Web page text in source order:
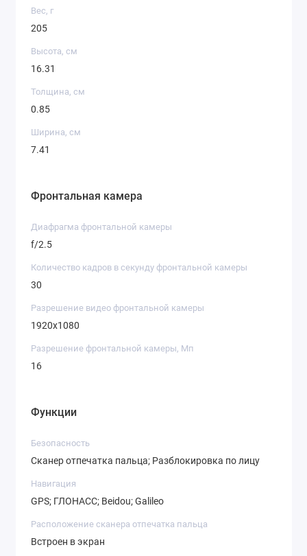
Вес, г
205
Высота, см
16.31
Толщина, см
0.85
Ширина, см
7.41
Фронтальная камера
Диафрагма фронтальной камеры
f/2.5
Количество кадров в секунду фронтальной камеры
30
Разрешение видео фронтальной камеры
1920х1080
Разрешение фронтальной камеры, Мп
16
Функции
Безопасность
Сканер отпечатка пальца; Разблокировка по лицу
Навигация
GPS; ГЛОНАСС; Beidou; Galileo
Расположение сканера отпечатка пальца
Встроен в экран